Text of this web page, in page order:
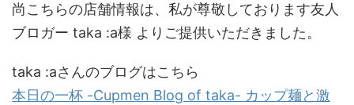
尚こちらの店舗情報は、私が尊敬しております友人
ブロガー taka :a様 よりご提供いただきました。
taka :aさんのブログはこちら
本日の一杯 -Cupmen Blog of taka- カップ麺と激